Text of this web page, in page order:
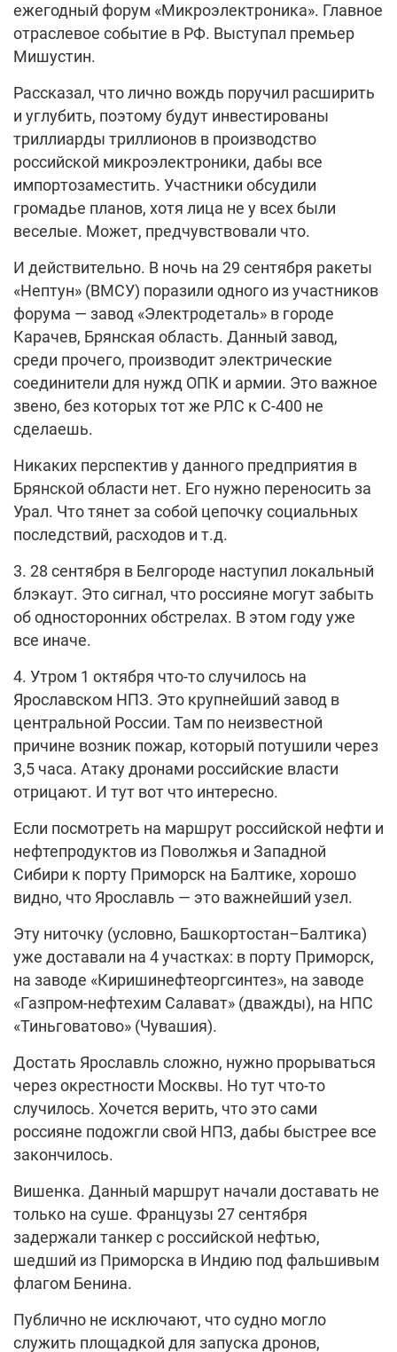
ежегодный форум «Микроэлектроника». Главное
отраслевое событие в РФ. Выступал премьер
Мишустин.
Рассказал, что лично вождь поручил расширить
и углубить, поэтому будут инвестированы
триллиарды триллионов в производство
российской микроэлектроники, дабы все
импортозаместить. Участники обсудили
громадье планов, хотя лица не у всех были
веселые. Может, предчувствовали что.
И действительно. В ночь на 29 сентября ракеты
«Нептун» (ВМСУ) поразили одного из участников
форума — завод «Электродеталь» в городе
Карачев, Брянская область. Данный завод,
среди прочего, производит электрические
соединители для нужд ОПК и армии. Это важное
звено, без которых тот же РЛС к С-400 не
сделаешь.
Никаких перспектив у данного предприятия в
Брянской области нет. Его нужно переносить за
Урал. Что тянет за собой цепочку социальных
последствий, расходов и т.д.
3. 28 сентября в Белгороде наступил локальный
блэкаут. Это сигнал, что россияне могут забыть
об односторонних обстрелах. В этом году уже
все иначе.
4. Утром 1 октября что-то случилось на
Ярославском НПЗ. Это крупнейший завод в
центральной России. Там по неизвестной
причине возник пожар, который потушили через
3,5 часа. Атаку дронами российские власти
отрицают. И тут вот что интересно.
Если посмотреть на маршрут российской нефти и
нефтепродуктов из Поволжья и Западной
Сибири к порту Приморск на Балтике, хорошо
видно, что Ярославль — это важнейший узел.
Эту ниточку (условно, Башкортостан–Балтика)
уже доставали на 4 участках: в порту Приморск,
на заводе «Киришинефтеоргсинтез», на заводе
«Газпром-нефтехим Салават» (дважды), на НПС
«Тиньговатово» (Чувашия).
Достать Ярославль сложно, нужно прорываться
через окрестности Москвы. Но тут что-то
случилось. Хочется верить, что это сами
россияне подожгли свой НПЗ, дабы быстрее все
закончилось.
Вишенка. Данный маршрут начали доставать не
только на суше. Французы 27 сентября
задержали танкер с российской нефтью,
шедший из Приморска в Индию под фальшивым
флагом Бенина.
Публично не исключают, что судно могло
служить площадкой для запуска дронов,